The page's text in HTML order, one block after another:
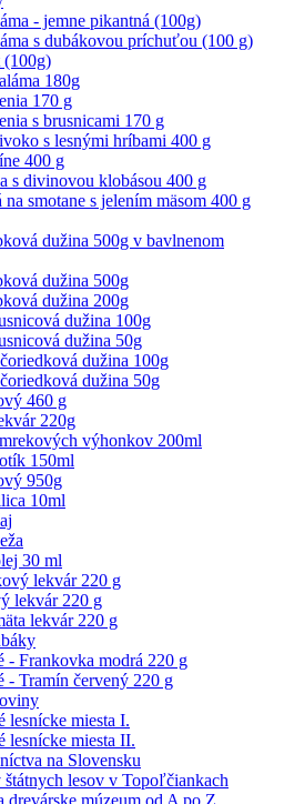
- jemne pikantná (100g)
s dubákovou príchuťou (100 g)
(100g)
180g
170 g
s brusnicami 170 g
s lesnými hríbami 400 g
400 g
s divinovou klobásou 400 g
na smotane s jelením mäsom 400 g
dužina 500g v bavlnenom
dužina 500g
dužina 200g
dužina 100g
dužina 50g
dužina 100g
dužina 50g
460 g
220g
výhonkov 200ml
150ml
950g
10ml
30 ml
lekvár 220 g
lekvár 220 g
lekvár 220 g
- Frankovka modrá 220 g
- Tramín červený 220 g
lesnícke miesta I.
lesnícke miesta II.
na Slovensku
štátnych lesov v Topoľčiankach
drevárske múzeum od A po Z